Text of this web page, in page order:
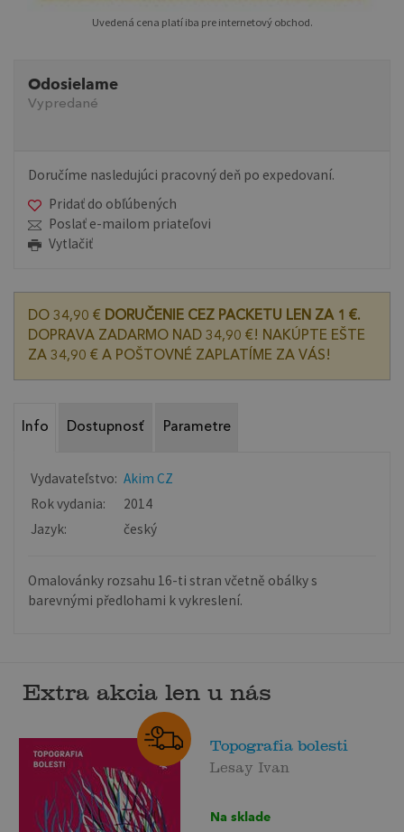
Uvedená cena platí iba pre internetový obchod.
Odosielame
Vypredané
Doručíme nasledujúci pracovný deň po expedovaní.
Pridať do obľúbených
Poslať e-mailom priateľovi
Vytlačiť
DO 34,90 € DORUČENIE CEZ PACKETU LEN ZA 1 €.
DOPRAVA ZADARMO NAD 34,90 €! NAKÚPTE EŠTE
ZA 34,90 € A POŠTOVNÉ ZAPLATÍME ZA VÁS!
Info Dostupnosť Parametre
Vydavateľstvo: Akim CZ
Rok vydania:
2014
Jazyk:
český
Omalovánky rozsahu 16-ti stran včetně obálky s
barevnými předlohami k vykreslení.
Extra akcia len u nás
Topografia bolesti
Lesay Ivan
Na sklade